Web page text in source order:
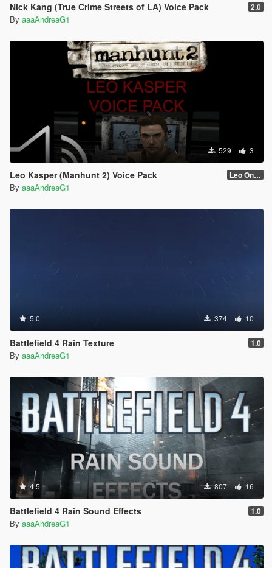
Nick Kang (True Crime Streets of LA) Voice Pack 2.0
By aaaAndreaG1
529 3
Leo Kasper (Manhunt 2) Voice Pack Leo Only Quotes
By aaaAndreaG1
5.0 374 10
Battlefield 4 Rain Texture 1.0
By aaaAndreaG1
4.5 807 16
Battlefield 4 Rain Sound Effects 1.0
By aaaAndreaG1